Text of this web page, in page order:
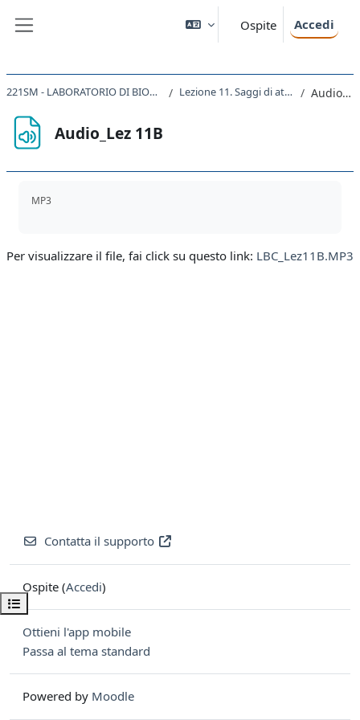
Ospite Accedi
Apri indice del corso
221SM - LABORATORIO DI BIOLOGIA CELLULARE 2019 Lezione 11. Saggi di attività trascrizionale Audio_Lez 11B
Audio_Lez 11B
MP3
Per visualizzare il file, fai click su questo link: LBC_Lez11B.MP3
Contatta il supporto
Ospite (Accedi)
Ottieni l'app mobile
Passa al tema standard
Powered by Moodle